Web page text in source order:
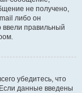
не получено,
либо он
ввели правильный
убедитесь, что
данные введены